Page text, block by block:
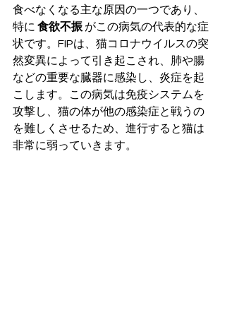
食べなくなる主な原因の一つであり、
特に 食欲不振 がこの病気の代表的な症
状です。FIPは、猫コロナウイルスの突
然変異によって引き起こされ、肺や腸
などの重要な臓器に感染し、炎症を起
こします。この病気は免疫システムを
攻撃し、猫の体が他の感染症と戦うの
を難しくさせるため、進行すると猫は
非常に弱っていきます。